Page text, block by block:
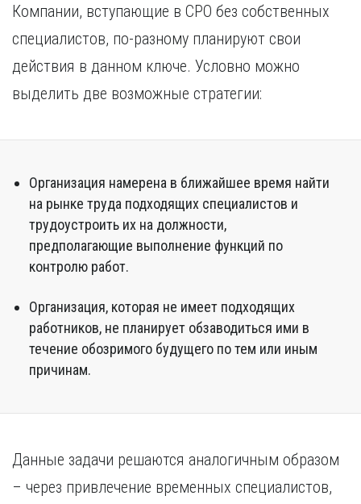
Компании, вступающие в СРО без собственных
специалистов, по-разному планируют свои
действия в данном ключе. Условно можно
выделить две возможные стратегии:
Организация намерена в ближайшее время найти
на рынке труда подходящих специалистов и
трудоустроить их на должности,
предполагающие выполнение функций по
контролю работ.
Организация, которая не имеет подходящих
работников, не планирует обзаводиться ими в
течение обозримого будущего по тем или иным
причинам.
Данные задачи решаются аналогичным образом
– через привлечение временных специалистов,